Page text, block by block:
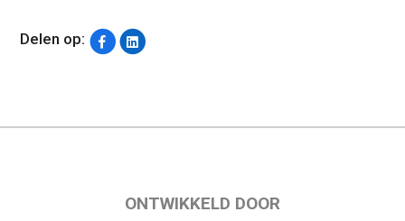
Delen op:
ONTWIKKELD DOOR